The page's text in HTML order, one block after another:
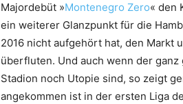
Majordebüt »Montenegro Zero« den
ein weiterer Glanzpunkt für die
2016 nicht aufgehört hat, den Markt
überfluten. Und auch wenn der
Stadion noch Utopie sind, so zeigt
angekommen ist in der ersten Liga